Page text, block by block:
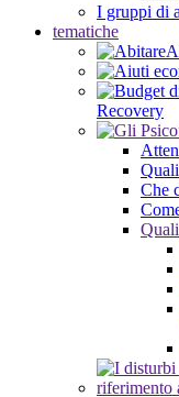
I gruppi di
tematiche
Recovery
Che